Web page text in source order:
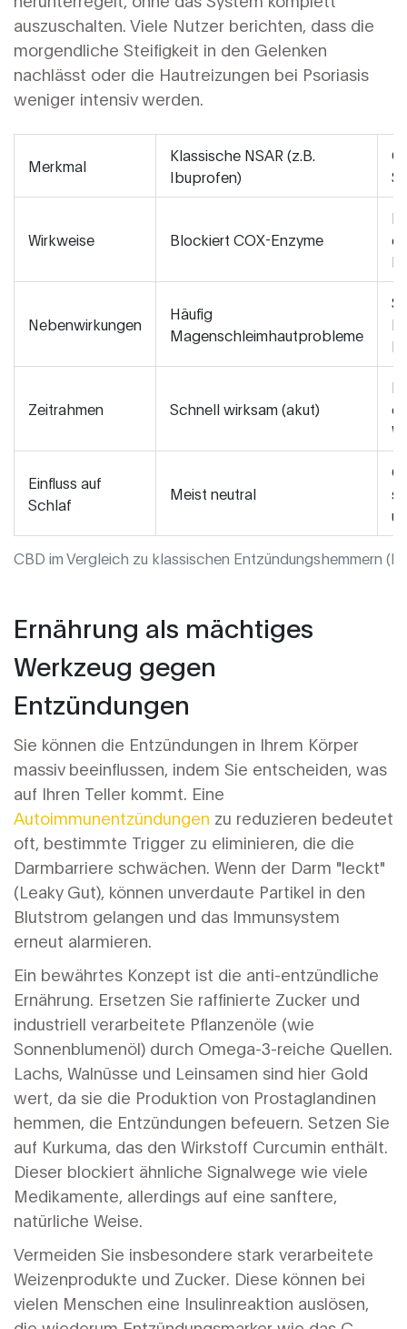
auszuschalten. Viele Nutzer berichten, dass die
morgendliche Steifigkeit in den Gelenken
nachlässt oder die Hautreizungen bei Psoriasis
weniger intensiv werden.
CBD im Vergleich zu klassischen Entzündungshemmern
Merkmal
Klassische NSAR (z.B.
Ibuprofen)
Wirkweise Blockiert COX-Enzyme
Nebenwirkungen
Häufig
Magenschleimhautprobleme
Zeitrahmen Schnell wirksam (akut)
Einfluss auf
Schlaf
Meist neutral
Ernährung als mächtiges
Werkzeug gegen
Entzündungen
Sie können die Entzündungen in Ihrem Körper
massiv beeinflussen, indem Sie entscheiden, was
auf Ihren Teller kommt. Eine
Autoimmunentzündungen zu reduzieren bedeutet
oft, bestimmte Trigger zu eliminieren, die die
Darmbarriere schwächen. Wenn der Darm "leckt"
(Leaky Gut), können unverdaute Partikel in den
Blutstrom gelangen und das Immunsystem
erneut alarmieren.
Ein bewährtes Konzept ist die anti-entzündliche
Ernährung. Ersetzen Sie raffinierte Zucker und
industriell verarbeitete Pflanzenöle (wie
Sonnenblumenöl) durch Omega-3-reiche Quellen.
Lachs, Walnüsse und Leinsamen sind hier Gold
wert, da sie die Produktion von Prostaglandinen
hemmen, die Entzündungen befeuern. Setzen Sie
auf Kurkuma, das den Wirkstoff Curcumin enthält.
Dieser blockiert ähnliche Signalwege wie viele
Medikamente, allerdings auf eine sanftere,
natürliche Weise.
Vermeiden Sie insbesondere stark verarbeitete
Weizenprodukte und Zucker. Diese können bei
vielen Menschen eine Insulinreaktion auslösen,